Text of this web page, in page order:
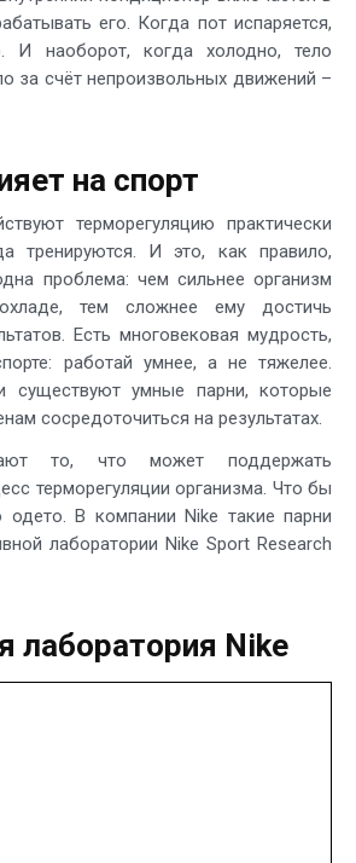
его. Когда пот испаряется,
И наоборот, когда холодно, тело
за счёт непроизвольных движений –
на спорт
терморегуляцию практически
тренируются. И это, как правило,
проблема: чем сильнее организм
тем сложнее ему достичь
Есть многовековая мудрость,
работай умнее, а не тяжелее.
существуют умные парни, которые
сосредоточиться на результатах.
то, что может поддержать
терморегуляции организма. Что бы
одето. В компании Nike такие парни
лаборатории Nike Sport Research
лаборатория Nike